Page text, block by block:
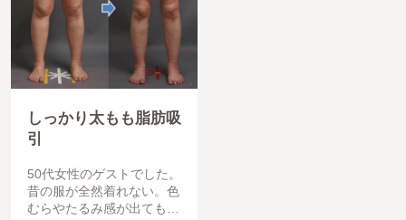
しっかり太もも脂肪吸
引
50代女性のゲストでした。
昔の服が全然着れない。色
むらやたるみ感が出ても良